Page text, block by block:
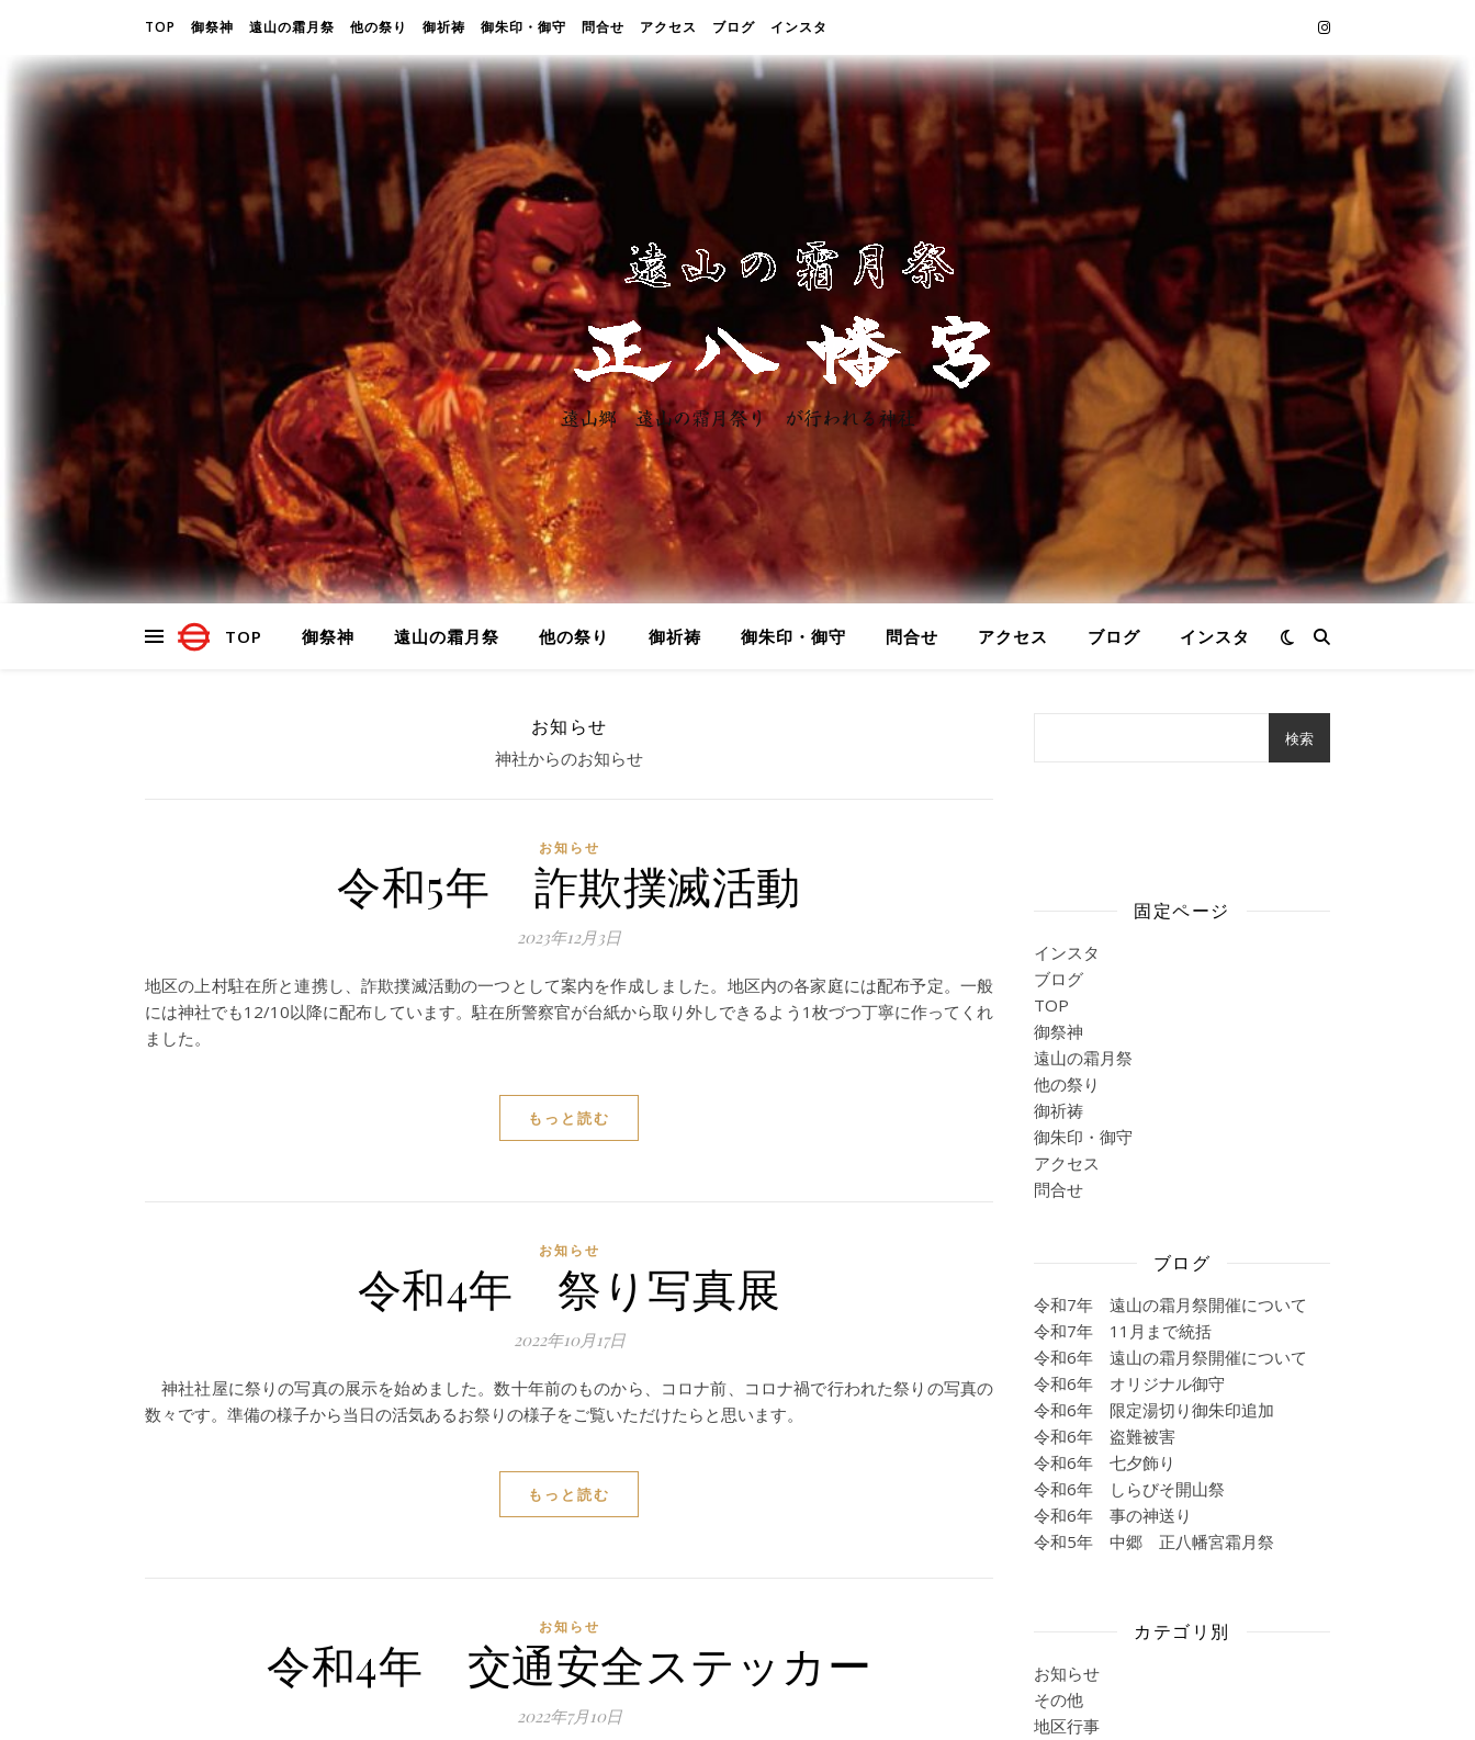
TOP 御祭神 遠山の霜月祭 他の祭り 御祈祷 御朱印・御守 問合せ アクセス ブログ インスタ
遠山郷 遠山の霜月祭り が行われる神社
TOP 御祭神 遠山の霜月祭 他の祭り 御祈祷 御朱印・御守 問合せ アクセス ブログ インスタ
お知らせ
神社からのお知らせ
お知らせ
令和5年 詐欺撲滅活動
2023年12月3日
地区の上村駐在所と連携し、詐欺撲滅活動の一つとして案内を作成しました。地区内の各家庭には配布予定。一般
には神社でも12/10以降に配布しています。駐在所警察官が台紙から取り外しできるよう1枚づつ丁寧に作ってくれ
ました。
もっと読む
お知らせ
令和4年 祭り写真展
2022年10月17日
神社社屋に祭りの写真の展示を始めました。数十年前のものから、コロナ前、コロナ禍で行われた祭りの写真の
数々です。準備の様子から当日の活気あるお祭りの様子をご覧いただけたらと思います。
もっと読む
お知らせ
令和4年 交通安全ステッカー
2022年7月10日
検索
固定ページ
インスタ
ブログ
TOP
御祭神
遠山の霜月祭
他の祭り
御祈祷
御朱印・御守
アクセス
問合せ
ブログ
令和7年 遠山の霜月祭開催について
令和7年 11月まで統括
令和6年 遠山の霜月祭開催について
令和6年 オリジナル御守
令和6年 限定湯切り御朱印追加
令和6年 盗難被害
令和6年 七夕飾り
令和6年 しらびそ開山祭
令和6年 事の神送り
令和5年 中郷 正八幡宮霜月祭
カテゴリ別
お知らせ
その他
地区行事